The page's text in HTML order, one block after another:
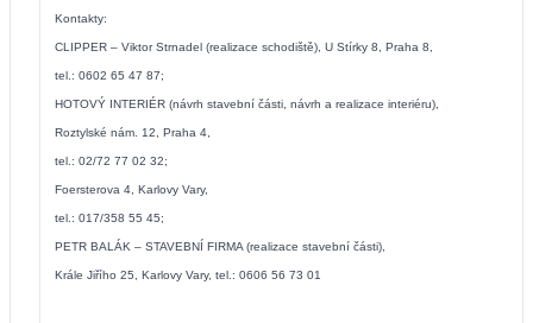
Kontakty:
CLIPPER – Viktor Strnadel (realizace schodiště), U Stírky 8, Praha 8,
tel.: 0602 65 47 87;
HOTOVÝ INTERIÉR (návrh stavební části, návrh a realizace interiéru),
Roztylské nám. 12, Praha 4,
tel.: 02/72 77 02 32;
Foersterova 4, Karlovy Vary,
tel.: 017/358 55 45;
PETR BALÁK – STAVEBNÍ FIRMA (realizace stavební části),
Krále Jiřího 25, Karlovy Vary, tel.: 0606 56 73 01